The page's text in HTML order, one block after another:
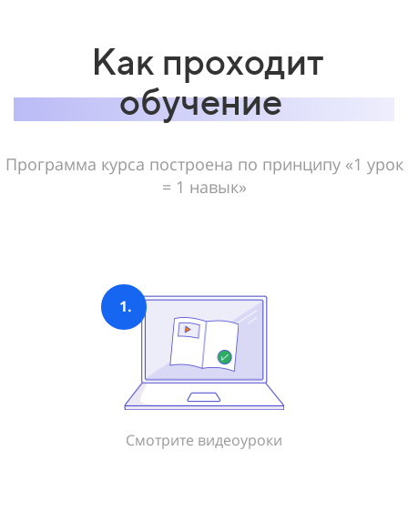
Как проходит
обучение
Программа курса построена по принципу «1 урок
= 1 навык»
1.
Смотрите видеоуроки